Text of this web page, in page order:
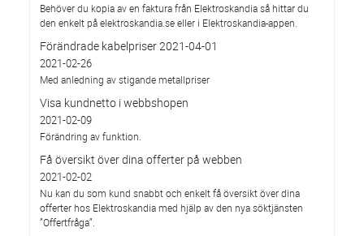
Behöver du kopia av en faktura från Elektroskandia så hittar du
den enkelt på elektroskandia.se eller i Elektro­skandia-appen.
Förändrade kabelpriser 2021-04-01
2021-02-26
Med anledning av stigande metallpriser
Visa kundnetto i webbshopen
2021-02-09
Förändring av funktion.
Få översikt över dina offerter på webben
2021-02-02
Nu kan du som kund snabbt och enkelt få översikt över dina
offerter hos Elektroskandia med hjälp av den nya söktjänsten
”Offertfråga”.